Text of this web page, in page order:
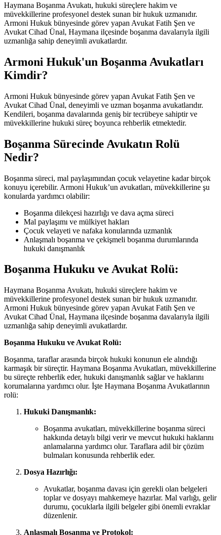
Haymana Boşanma Avukatı, hukuki süreçlere hakim ve
müvekkillerine profesyonel destek sunan bir hukuk uzmanıdır.
Armoni Hukuk bünyesinde görev yapan Avukat Fatih Şen ve
Avukat Cihad Ünal, Haymana ilçesinde boşanma davalarıyla ilgili
uzmanlığa sahip deneyimli avukatlardır.
Armoni Hukuk'un Boşanma Avukatları
Kimdir?
Armoni Hukuk bünyesinde görev yapan Avukat Fatih Şen ve
Avukat Cihad Ünal, deneyimli ve uzman boşanma avukatlarıdır.
Kendileri, boşanma davalarında geniş bir tecrübeye sahiptir ve
müvekkillerine hukuki süreç boyunca rehberlik etmektedir.
Boşanma Sürecinde Avukatın Rolü
Nedir?
Boşanma süreci, mal paylaşımından çocuk velayetine kadar birçok
konuyu içerebilir. Armoni Hukuk’un avukatları, müvekkillerine şu
konularda yardımcı olabilir:
Boşanma dilekçesi hazırlığı ve dava açma süreci
Mal paylaşımı ve mülkiyet hakları
Çocuk velayeti ve nafaka konularında uzmanlık
Anlaşmalı boşanma ve çekişmeli boşanma durumlarında
hukuki danışmanlık
Boşanma Hukuku ve Avukat Rolü:
Haymana Boşanma Avukatı, hukuki süreçlere hakim ve
müvekkillerine profesyonel destek sunan bir hukuk uzmanıdır.
Armoni Hukuk bünyesinde görev yapan Avukat Fatih Şen ve
Avukat Cihad Ünal, Haymana ilçesinde boşanma davalarıyla ilgili
uzmanlığa sahip deneyimli avukatlardır.
Boşanma Hukuku ve Avukat Rolü:
Boşanma, taraflar arasında birçok hukuki konunun ele alındığı
karmaşık bir süreçtir. Haymana Boşanma Avukatları, müvekkillerine
bu süreçte rehberlik eder, hukuki danışmanlık sağlar ve haklarını
korumalarına yardımcı olur. İşte Haymana Boşanma Avukatlarının
rolü:
Hukuki Danışmanlık:
Boşanma avukatları, müvekkillerine boşanma süreci
hakkında detaylı bilgi verir ve mevcut hukuki haklarını
anlamalarına yardımcı olur. Taraflara adil bir çözüm
bulmaları konusunda rehberlik eder.
Dosya Hazırlığı:
Avukatlar, boşanma davası için gerekli olan belgeleri
toplar ve dosyayı mahkemeye hazırlar. Mal varlığı, gelir
durumu, çocuklarla ilgili belgeler gibi önemli evraklar
düzenlenir.
Anlaşmalı Boşanma ve Protokol: